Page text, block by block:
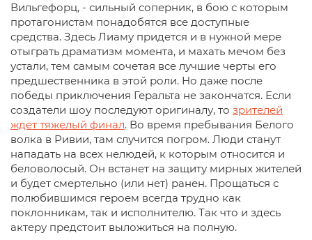
Вильгефорц, - сильный соперник, в бою с которым
протагонистам понадобятся все доступные
средства. Здесь Лиаму придется и в нужной мере
отыграть драматизм момента, и махать мечом без
устали, тем самым сочетая все лучшие черты его
предшественника в этой роли. Но даже после
победы приключения Геральта не закончатся. Если
создатели шоу последуют оригиналу, то зрителей
ждет тяжелый финал. Во время пребывания Белого
волка в Ривии, там случится погром. Люди станут
нападать на всех нелюдей, к которым относится и
беловолосый. Он встанет на защиту мирных жителей
и будет смертельно (или нет) ранен. Прощаться с
полюбившимся героем всегда трудно как
поклонникам, так и исполнителю. Так что и здесь
актеру предстоит выложиться на полную.